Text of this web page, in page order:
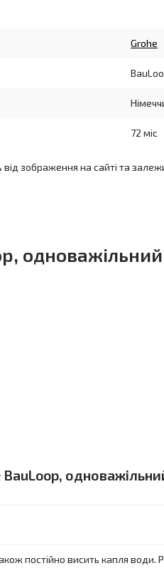
Grohe
72 міс
зображення на сайті та
BauLoop,
постійно висить капля води.